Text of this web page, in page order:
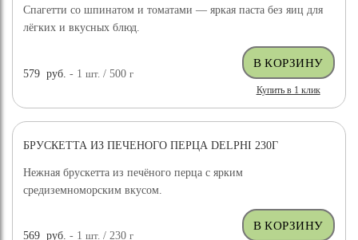
Спагетти со шпинатом и томатами — яркая паста без яиц для
лёгких и вкусных блюд.
579 руб. - 1шт. / 500г
Купить в 1 клик
БРУСКЕТТА ИЗ ПЕЧЕНОГО ПЕРЦА DELPHI 230Г
Нежная брускетта из печёного перца с ярким
средиземноморским вкусом.
569 руб. - 1шт. / 230г